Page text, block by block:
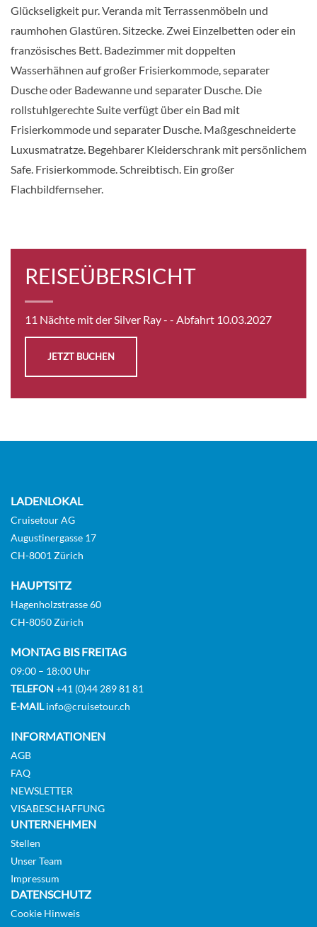
Junior Suite-[J2]
Suite
Auf Anfrage
AUSWÄHLEN
KABINE
Deck 6
Master Suite-[MS]
Glückseligkeit pur. Veranda mit Terrassenmöbeln und
raumhohen Glastüren. Sitzecke. Zwei Einzelbetten oder ein
französisches Bett. Badezimmer mit doppelten
Wasserhähnen auf großer Frisierkommode, separater
Dusche oder Badewanne und separater Dusche. Die
rollstuhlgerechte Suite verfügt über ein Bad mit
Frisierkommode und separater Dusche. Maßgeschneiderte
Luxusmatratze. Begehbarer Kleiderschrank mit persönlichem
Safe. Frisierkommode. Schreibtisch. Ein großer
Flachbildfernseher.
REISEÜBERSICHT
11 Nächte mit der Silver Ray - - Abfahrt 10.03.2027
JETZT BUCHEN
LADENLOKAL
Cruisetour AG
Augustinergasse 17
CH-8001 Zürich
HAUPTSITZ
Hagenholzstrasse 60
CH-8050 Zürich
MONTAG BIS FREITAG
09:00 – 18:00 Uhr
TELEFON +41 (0)44 289 81 81
E-MAILinfo@cruisetour.ch
INFORMATIONEN
AGB
FAQ
NEWSLETTER
VISABESCHAFFUNG
UNTERNEHMEN
Stellen
Unser Team
Impressum
DATENSCHUTZ
Cookie Hinweis